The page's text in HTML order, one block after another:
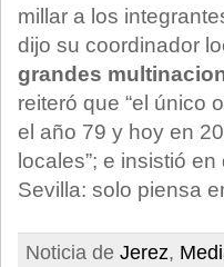
millar a los
dijo su coordinador
grandes
reiteró que “el único
el año 79 y hoy en
locales”; e insistió
Sevilla: solo piensa
Noticia de Jerez,